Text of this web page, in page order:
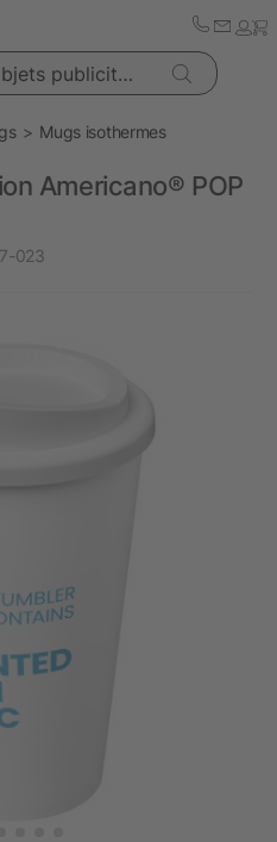
Mugs isothermes
Americano® POP
023